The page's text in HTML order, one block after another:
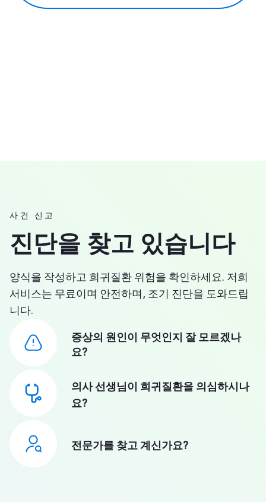
사건 신고
진단을 찾고 있습니다
양식을 작성하고 희귀질환 위험을 확인하세요. 저희
서비스는 무료이며 안전하며, 조기 진단을 도와드립
니다.
증상의 원인이 무엇인지 잘 모르겠나
요?
의사 선생님이 희귀질환을 의심하시나
요?
전문가를 찾고 계신가요?